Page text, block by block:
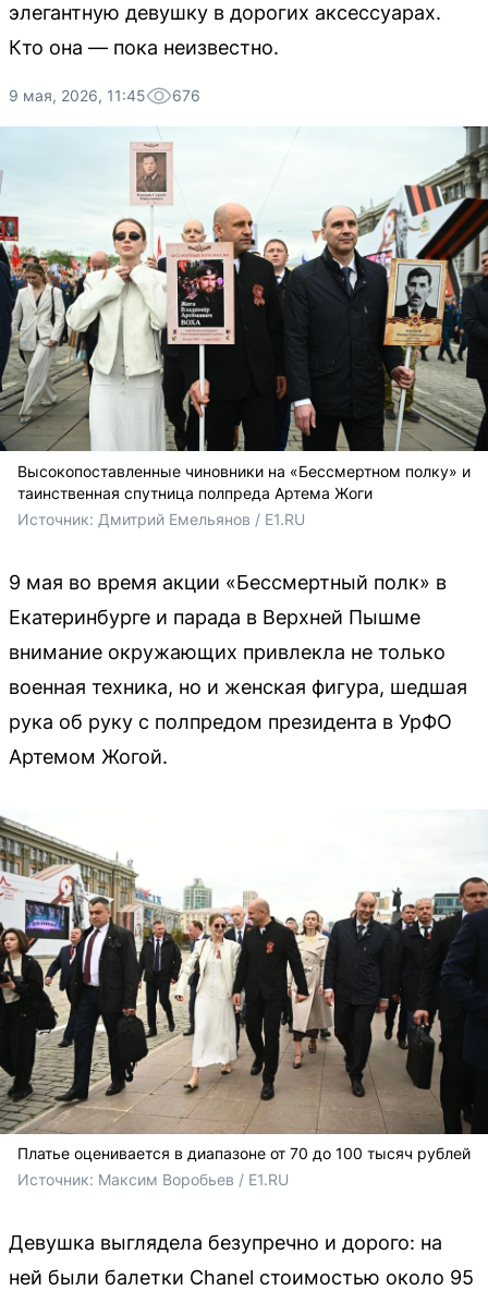
элегантную девушку в дорогих аксессуарах.
Кто она — пока неизвестно.
9 мая, 2026, 11:45 676
Высокопоставленные чиновники на «Бессмертном полку» и
таинственная спутница полпреда Артема Жоги
Источник: Дмитрий Емельянов / E1.RU
9 мая во время акции «Бессмертный полк» в
Екатеринбурге и парада в Верхней Пышме
внимание окружающих привлекла не только
военная техника, но и женская фигура, шедшая
рука об руку с полпредом президента в УрФО
Артемом Жогой.
Платье оценивается в диапазоне от 70 до 100 тысяч рублей
Источник: Максим Воробьев / E1.RU
Девушка выглядела безупречно и дорого: на
ней были балетки Chanel стоимостью около 95